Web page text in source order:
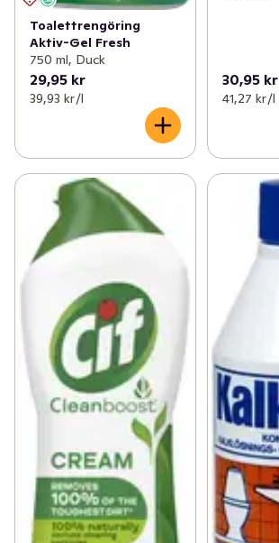
Toalettrengöring
Aktiv-Gel Fresh
750 ml, Duck
29,95 kr
39,93 kr /l
30,95 kr
41,27 kr /l